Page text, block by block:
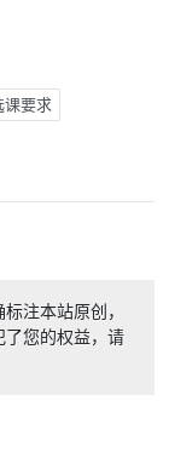
课要求
注本站原创，
了您的权益，请